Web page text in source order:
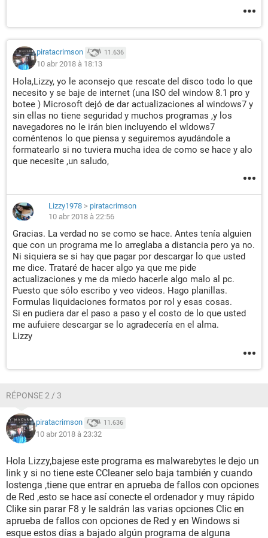
piratacrimson 11.636
10 abr 2018 à 18:13
Hola,Lizzy, yo le aconsejo que rescate del disco todo lo que
necesito y se baje de internet (una ISO del window 8.1 pro y
botee ) Microsoft dejó de dar actualizaciones al windows7 y
sin ellas no tiene seguridad y muchos programas ,y los
navegadores no le irán bien incluyendo el wldows7
coméntenos lo que piensa y seguiremos ayudándole a
formatearlo si no tuviera mucha idea de como se hace y alo
que necesite ,un saludo,
Lizzy1978 > piratacrimson
10 abr 2018 à 22:56
Gracias. La verdad no se como se hace. Antes tenía alguien
que con un programa me lo arreglaba a distancia pero ya no.
Ni siquiera se si hay que pagar por descargar lo que usted
me dice. Trataré de hacer algo ya que me pide
actualizaciones y me da miedo hacerle algo malo al pc.
Puesto que sólo escribo y veo videos. Hago planillas.
Formulas liquidaciones formatos por rol y esas cosas.
Si en pudiera dar el paso a paso y el costo de lo que usted
me aufuiere descargar se lo agradecería en el alma.
Lizzy
RÉPONSE 2 / 3
piratacrimson 11.636
10 abr 2018 à 23:32
Hola Lizzy,bajese este programa es malwarebytes le dejo un
link y si no tiene este CCleaner selo baja también y cuando
lostenga ,tiene que entrar en aprueba de fallos con opciones
de Red ,esto se hace así conecte el ordenador y muy rápido
Clike sin parar F8 y le saldrán las varias opciones Clic en
aprueba de fallos con opciones de Red y en Windows si
esque estos días a bajado algún programa de alguna